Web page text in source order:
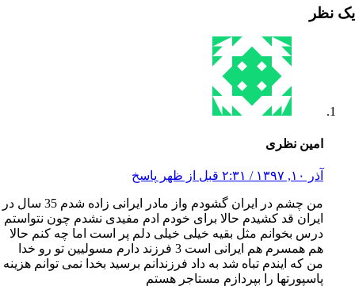
یک نظر
امین نظری
آذر ۱۰, ۱۳۹۷ / ۲:۳۱ قبل از ظهر پاسخ
من چشم در ایران گشودم واز مادر ایرانی زاده شدم 35 سال در
ایران قد کشیدم حالا برای خودم ادم مفیدی نشدم چون نتواستم
درس بخوانم مثل بقیه خیلی خیلی دلم پر است اما چه کنم حالا
هم همسرم هم ایرانی است 3 فرزند دارم مسولیین تو رو خدا
من که ایندم تباه شد به داد فرزندانم برسید بخدا نمی توانم هزینه
پاسپورتها را بپردازم مستاجر هستم